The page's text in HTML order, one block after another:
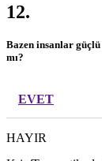
12.
Bazen insanlar
mı?
EVET
HAYIR